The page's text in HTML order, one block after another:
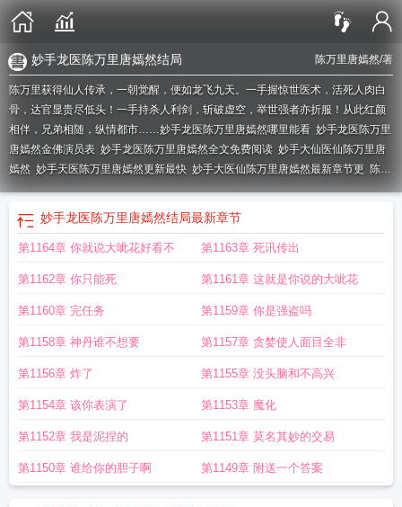
陈万里唐嫣然/著
妙手龙医陈万里唐嫣然结局
陈万里获得仙人传承，一朝觉醒，便如龙飞九天。一手握惊世医术，活死人肉白
骨，达官显贵尽低头！一手持杀人利剑，斩破虚空，举世强者亦折服！从此红颜
相伴，兄弟相随，纵情都市……妙手龙医陈万里唐嫣然哪里能看 妙手龙医陈万里
唐嫣然金佛演员表 妙手龙医陈万里唐嫣然全文免费阅读 妙手大仙医仙陈万里唐
嫣然 妙手天医陈万里唐嫣然更新最快 妙手大医仙陈万里唐嫣然最新章节更 陈万
里唐嫣然妙手大仙医免费阅读唐嫣然妙手大仙医陈万里唐嫣然妙手大医仙笔
手龙医陈万里唐嫣然更新时间
陈万里与唐嫣然妙手龙
剧 妙手龙医陈万里唐嫣然新章节提醒
大医仙陈万里唐嫣然面费阅读妙手大医仙陈万里唐嫣然剧情介绍
免费观看
陈万里唐嫣然妙手龙医小 妙手仙医陈万里唐嫣然最新章节列表
医陈万里唐嫣然全集免费
妙手大仙医陈万里唐嫣然最新章节_妙
手龙医有声全文阅读妙手龙医陈万里唐嫣然超前更新提醒妙手龙医陈万里唐嫣
然最新章妙手天医陈万里唐嫣然最新更新章节目录 妙手龙医陈万里唐嫣然完整
万里唐嫣然最新陈万里唐嫣然妙手大仙医最新妙手龙医仙陈万里唐嫣然
里唐嫣然妙手大医仙免费阅读笔趣阁
妙手天医陈万里唐嫣然正版阅读1878
仙医陈万里唐嫣然数祖忘典妙手大仙医陈万里唐嫣然全文免费阅读
万里唐嫣然全集免费读妙手大医仙陈万里唐嫣然免费阅读妙手龙医陈万里唐嫣
妙手龙医陈万里唐嫣然结局最新章节
第1164章 你就说大呲花好看不 第1163章 死讯传出
第1162章 你只能死 第1161章 这就是你说的大呲花
第1160章 完任务 第1159章 你是强盗吗
第1158章 神丹谁不想要 第1157章 贪婪使人面目全非
第1156章 炸了 第1155章 没头脑和不高兴
第1154章 该你表演了 第1153章 魔化
第1152章 我是泥捏的 第1151章 莫名其妙的交易
第1150章 谁给你的胆子啊 第1149章 附送一个答案